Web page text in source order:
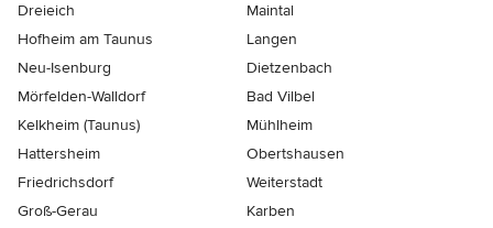
Dreieich
Maintal
Hofheim am Taunus
Langen
Neu-Isenburg
Dietzenbach
Mörfelden-Walldorf
Bad Vilbel
Kelkheim (Taunus)
Mühlheim
Hattersheim
Obertshausen
Friedrichsdorf
Weiterstadt
Groß-Gerau
Karben